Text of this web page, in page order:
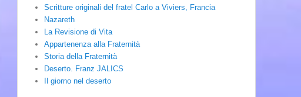
Scritture originali del fratel Carlo a Viviers, Francia
Nazareth
La Revisione di Vita
Appartenenza alla Fraternità
Storia della Fraternità
Deserto. Franz JALICS
Il giorno nel deserto